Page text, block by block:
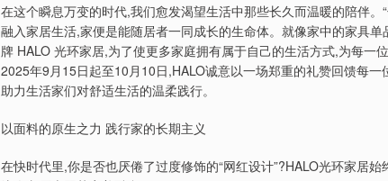
在这个瞬息万变的时代,我们愈发渴望生活中那些长久而温暖的陪伴
融入家居生活,家便是能随居者一同成长的生命体。就像家中的家具
牌 HALO 光环家居,为了使更多家庭拥有属于自己的生活方式,为每
2025年9月15日起至10月10日,HALO诚意以一场郑重的礼赞回馈每
助力生活家们对舒适生活的温柔践行。
以面料的原生之力 践行家的长期主义
在快时代里,你是否也厌倦了过度修饰的“网红设计”?HALO光环家居